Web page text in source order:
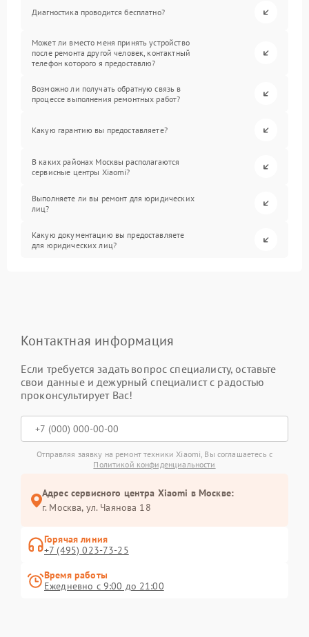
Диагностика проводится бесплатно?
Может ли вместо меня принять устройство
после ремонта другой человек, контактный
телефон которого я предоставлю?
Возможно ли получать обратную связь в
процессе выполнения ремонтных работ?
Какую гарантию вы предоставляете?
В каких районах Москвы располагаются
сервисные центры Xiaomi?
Выполняете ли вы ремонт для юридических
лиц?
Какую документацию вы предоставляете
для юридических лиц?
Контактная информация
Если требуется задать вопрос специалисту, оставьте
свои данные и дежурный специалист с радостью
проконсультирует Вас!
Отправляя заявку на ремонт техники Xiaomi, Вы соглашаетесь с
Политикой конфиденциальности
Адрес сервисного центра Xiaomi в Москве:
г. Москва, ул. Чаянова 18
Горячая линия
+7 (495) 023-73-25
Время работы
Ежедневно с 9:00 до 21:00